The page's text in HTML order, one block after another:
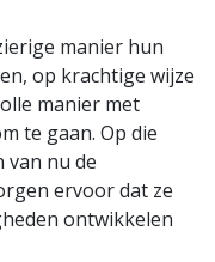
manier hun
op krachtige wijze
manier met
te gaan. Op die
van nu de
ervoor dat ze
ontwikkelen